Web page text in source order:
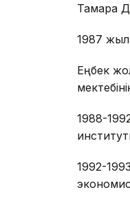
Тамара
1987
Еңбек
1988-
1992-